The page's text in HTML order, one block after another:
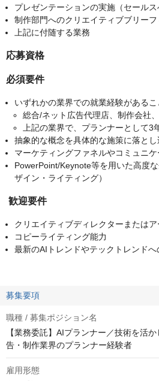
プレゼンテーションの実施（セールス
制作部門へのクリエイティブブリー
上記に付随する業務
応募資格
必須要件
いずれかの業界での就業経験があるこ
総合/ネット広告代理店、制作会社
上記の業界で、プランナーとして3
抽象的な概念を具体的な施策に落とし
マーケティングファネルやコミュニ
PowerPoint/Keynote等を用いた高度
ザイン・ライティング）
歓迎要件
クリエイティブディレクターまたは
コピーライティング能力
最新のAIトレンドやテックトレンドへ
募集要項
職種 / 募集ポジション名
【業務委託】AIプランナー／技術を活
告・制作業界のプランナー経験者
雇用形態